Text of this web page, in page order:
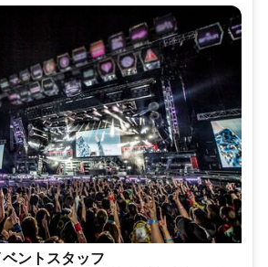
ントスタッフ